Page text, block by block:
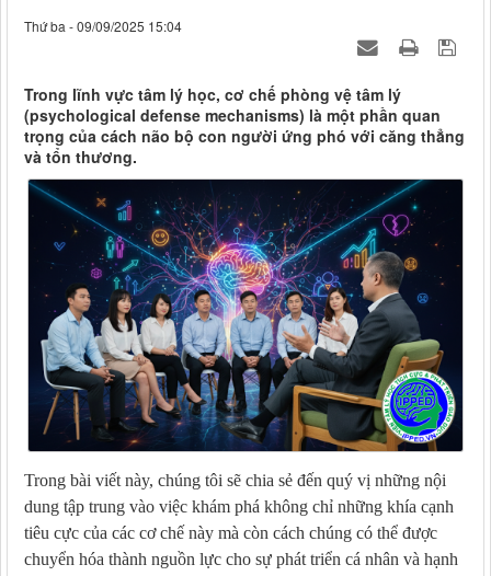
Thứ ba - 09/09/2025 15:04
Trong lĩnh vực tâm lý học, cơ chế phòng vệ tâm lý
(psychological defense mechanisms) là một phần quan
trọng của cách não bộ con người ứng phó với căng thẳng
và tổn thương.
Trong bài viết này, chúng tôi sẽ chia sẻ đến quý vị những nội
dung tập trung vào việc khám phá không chỉ những khía cạnh
tiêu cực của các cơ chế này mà còn cách chúng có thể được
chuyển hóa thành nguồn lực cho sự phát triển cá nhân và hạnh